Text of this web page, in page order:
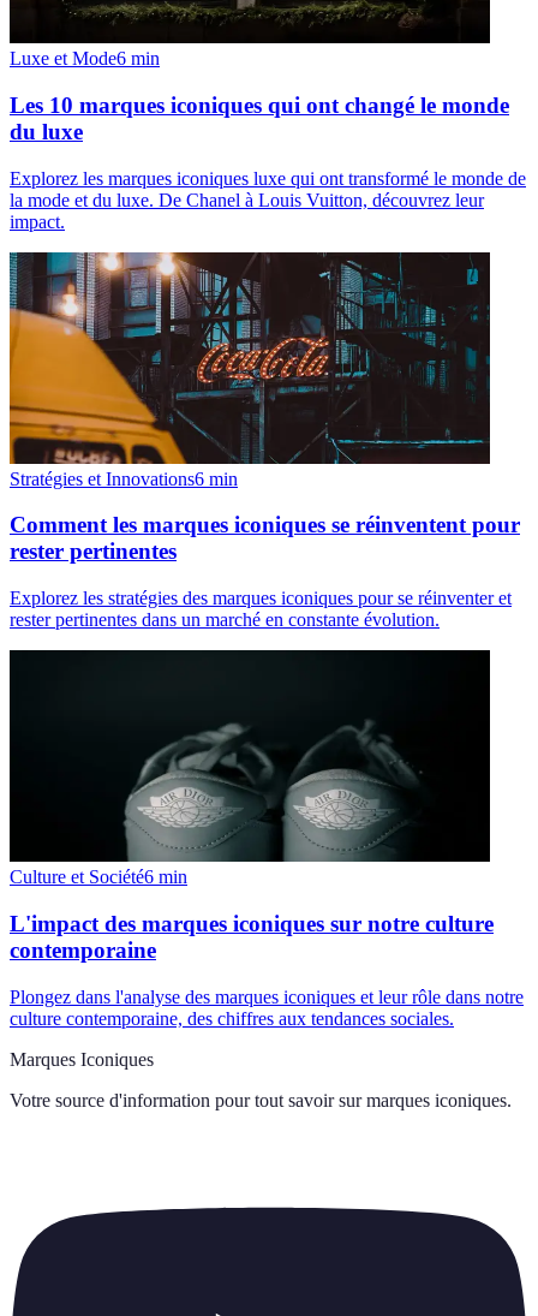
Luxe et Mode6 min
Les 10 marques iconiques qui ont changé le monde
du luxe
Explorez les marques iconiques luxe qui ont transformé le monde de
la mode et du luxe. De Chanel à Louis Vuitton, découvrez leur
impact.
Stratégies et Innovations6 min
Comment les marques iconiques se réinventent pour
rester pertinentes
Explorez les stratégies des marques iconiques pour se réinventer et
rester pertinentes dans un marché en constante évolution.
Culture et Société6 min
L'impact des marques iconiques sur notre culture
contemporaine
Plongez dans l'analyse des marques iconiques et leur rôle dans notre
culture contemporaine, des chiffres aux tendances sociales.
Marques Iconiques
Votre source d'information pour tout savoir sur marques iconiques.